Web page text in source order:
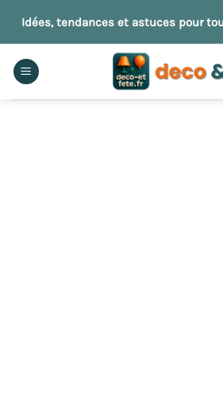
contenu
Idées, tendances et astuces pour